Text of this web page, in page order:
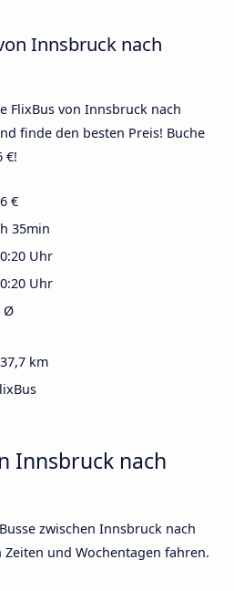
Innsbruck nach
FlixBus von Innsbruck nach
finde den besten Preis! Buche
€!
€
35min
Uhr
Uhr
Ø
km
Innsbruck nach
zwischen Innsbruck nach
und Wochentagen fahren.